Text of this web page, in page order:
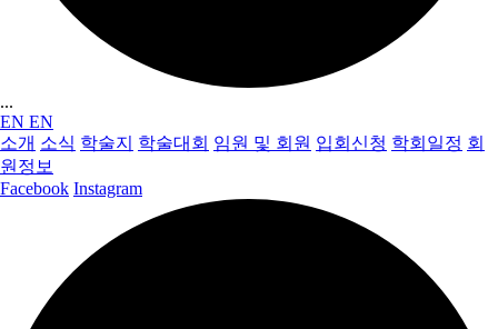
...
EN EN
소개 소식 학술지 학술대회 임원 및 회원 입회신청 학회일정 회
원정보
Facebook Instagram